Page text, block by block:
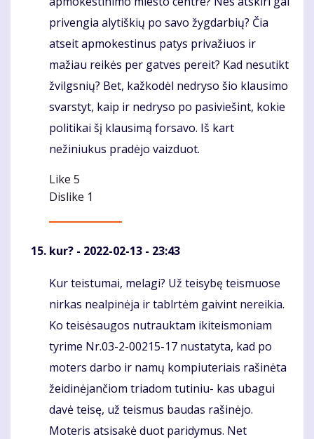
privengia alytiškių po savo žygdarbių? Čia
atseit apmokestinus patys privažiuos ir
mažiau reikės per gatves pereit? Kad nesutikt
žvilgsnių? Bet, kažkodėl nedryso šio klausimo
svarstyt, kaip ir nedryso po pasiviešint, kokie
politikai šį klausimą forsavo. Iš kart
nežiniukus pradėjo vaizduot.
Like 5
Dislike 1
kur? - 2022-02-13 - 23:43
Komentaras
Kur teistumai, melagi? Už teisybę teismuose
nirkas nealpinėja ir tablrtėm gaivint nereikia.
Ko teisėsaugos nutrauktam ikiteismoniam
tyrime Nr.03-2-00215-17 nustatyta, kad po
moters darbo ir namų kompiuteriais rašinėta
žeidinėjančiom triadom tutiniu- kas ubagui
davė teisę, už teismus baudas rašinėjo.
Moteris atsisakė duot paridymus. Net